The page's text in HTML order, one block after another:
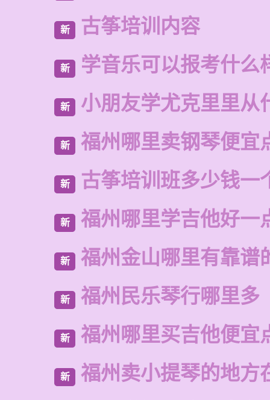
新 古筝培训内容
新 学音乐可以报考什么
新 小朋友学尤克里里从
新 福州哪里卖钢琴便宜
新 古筝培训班多少钱一
新 福州哪里学吉他好一
新 福州金山哪里有靠谱
新 福州民乐琴行哪里多
新 福州哪里买吉他便宜
新 福州卖小提琴的地方